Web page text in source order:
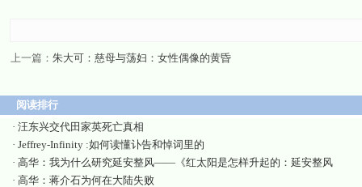
上一篇： 朱大可：慈母与荡妇：女性偶像的黄昏
阅读排行
· 汪东兴交代田家英死亡真相
· Jeffrey-Infinity :如何读懂讣告和悼词里的
· 高华：我为什么研究延安整风——《红太阳是怎样升起的：延安整风
· 高华：蒋介石为何在大陆失败